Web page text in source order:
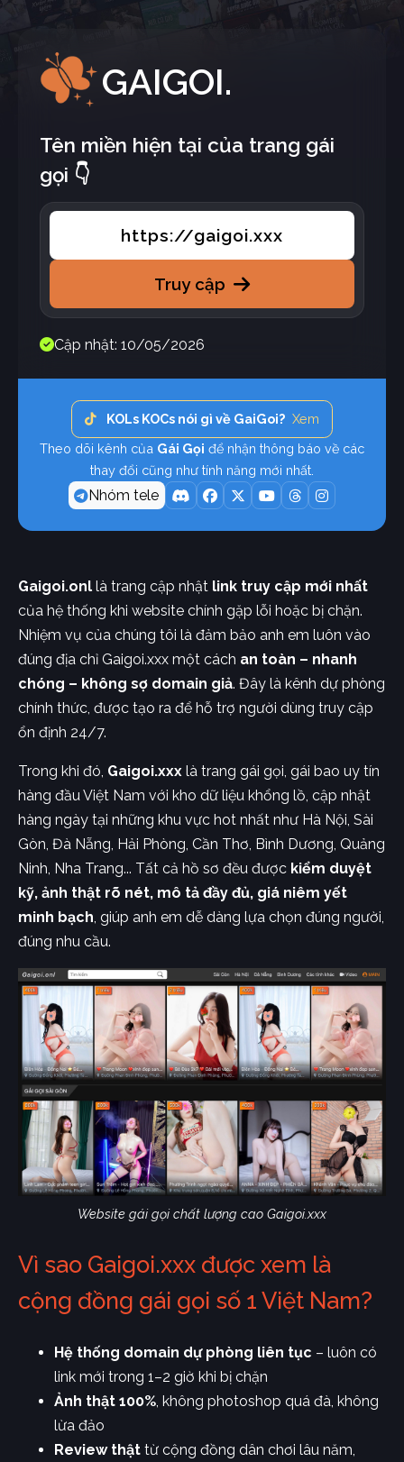
GAIGOI.
Tên miền hiện tại của trang gái
gọi 👇
https://gaigoi.xxx
Truy cập
Cập nhật: 10/05/2026
KOLs KOCs nói gì về GaiGoi? Xem
Theo dõi kênh của Gái Gọi để nhận thông báo về các
thay đổi cũng như tính năng mới nhất.
Nhóm tele
Gaigoi.onl là trang cập nhật link truy cập mới nhất
của hệ thống khi website chính gặp lỗi hoặc bị chặn.
Nhiệm vụ của chúng tôi là đảm bảo anh em luôn vào
đúng địa chỉ Gaigoi.xxx một cách an toàn – nhanh
chóng – không sợ domain giả. Đây là kênh dự phòng
chính thức, được tạo ra để hỗ trợ người dùng truy cập
ổn định 24/7.
Trong khi đó, Gaigoi.xxx là trang gái gọi, gái bao uy tín
hàng đầu Việt Nam với kho dữ liệu khổng lồ, cập nhật
hàng ngày tại những khu vực hot nhất như Hà Nội, Sài
Gòn, Đà Nẵng, Hải Phòng, Cần Thơ, Bình Dương, Quảng
Ninh, Nha Trang... Tất cả hồ sơ đều được kiểm duyệt
kỹ, ảnh thật rõ nét, mô tả đầy đủ, giá niêm yết
minh bạch, giúp anh em dễ dàng lựa chọn đúng người,
đúng nhu cầu.
Website gái gọi chất lượng cao Gaigoi.xxx
Vì sao Gaigoi.xxx được xem là
cộng đồng gái gọi số 1 Việt Nam?
Hệ thống domain dự phòng liên tục – luôn có
link mới trong 1–2 giờ khi bị chặn
Ảnh thật 100% , không photoshop quá đà, không
lừa đảo
Review thật từ cộng đồng dân chơi lâu năm,